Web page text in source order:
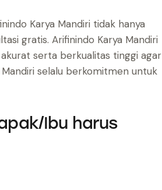
Karya Mandiri tidak hanya
gratis. Arifinindo Karya Mandiri
serta berkualitas tinggi agar
selalu berkomitmen untuk
Ibu harus